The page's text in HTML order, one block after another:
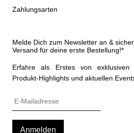
Zahlungsarten
Melde Dich zum Newsletter an &
Versand für deine erste Bestellung!*
Erfahre als Erstes von exklusiven
Produkt-Highlights und aktuellen